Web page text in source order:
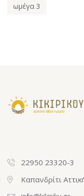
ωμέγα 3
22950 23320-3
Καπανδρίτι